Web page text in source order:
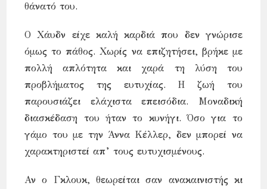
θάνατό του.
Ο Χάυδν είχε καλή καρδιά που δεν γνώρισε
όμως το πάθος. Χωρίς να επιζητήσει, βρήκε με
πολλή απλότητα και χαρά τη λύση του
προβλήματος της ευτυχίας. Η ζωή του
παρουσιάζει ελάχιστα επεισόδια. Μοναδική
διασκέδαση του ήταν το κυνήγι. Όσο για το
γάμο του με την Άννα Κέλλερ, δεν μπορεί να
χαρακτηριστεί απ’ τους ευτυχισμένους.
Αν ο Γκλουκ, θεωρείται σαν ανακαινιστής κι